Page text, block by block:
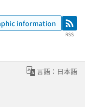
information RSS
RSS
言語：日本語